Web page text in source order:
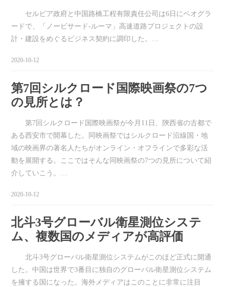
セルビア政府と中国路橋工程有限責任公司は6日にベオグラ
ードで、「ノービサード-ルーマ」高速道路プロジェクトの設
計・建設をめぐるビジネス契約に調印した。…
2020-10-12
第7回シルクロード国際映画祭の7つ
の見所とは？
第7回シルクロード国際映画祭が今月11日、陝西省の古都で
ある西安市で開幕した。同映画祭ではシルクロード沿線国・地
域の映画界の著名人たちがオンライン・オフラインで多彩な活
動を展開する。ここではそんな同映画祭の7つの見所について紹
介していこう。…
2020-10-12
北斗3号グローバル衛星測位システ
ム、複数国のメディアが高評価
北斗3号グローバル衛星測位システムがこのほど正式に開通
した。中国は世界で3番目に独自のグローバル衛星測位システム
を擁する国になった。海外メディアはこのことに非常に注目